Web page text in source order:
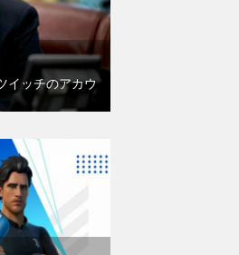
イッチのアカウ